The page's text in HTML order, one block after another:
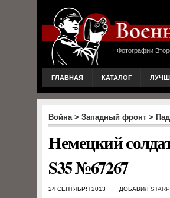
Фотографии
ГЛАВНАЯ КАТАЛОГ
Война> Западный фронт >
Немецкий
S35 №67267
24 СЕНТЯБРЯ 2013 ДОБАВИЛ